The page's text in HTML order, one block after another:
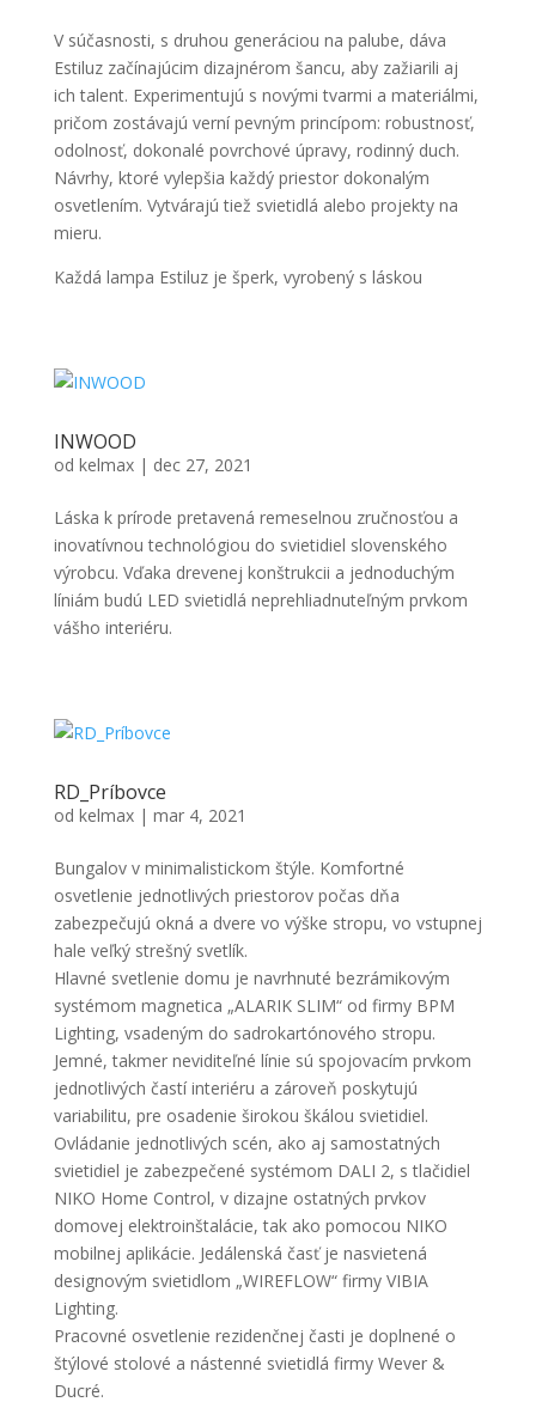
V súčasnosti, s druhou generáciou na palube, dáva
Estiluz začínajúcim dizajnérom šancu, aby zažiarili aj
ich talent. Experimentujú s novými tvarmi a materiálmi,
pričom zostávajú verní pevným princípom: robustnosť,
odolnosť, dokonalé povrchové úpravy, rodinný duch.
Návrhy, ktoré vylepšia každý priestor dokonalým
osvetlením. Vytvárajú tiež svietidlá alebo projekty na
mieru.
Každá lampa Estiluz je šperk, vyrobený s láskou
INWOOD
od kelmax| dec 27, 2021
Láska k prírode pretavená remeselnou zručnosťou a
inovatívnou technológiou do svietidiel slovenského
výrobcu. Vďaka drevenej konštrukcii a jednoduchým
líniám budú LED svietidlá neprehliadnuteľným prvkom
vášho interiéru.
RD_Príbovce
od kelmax| mar 4, 2021
Bungalov v minimalistickom štýle. Komfortné
osvetlenie jednotlivých priestorov počas dňa
zabezpečujú okná a dvere vo výške stropu, vo vstupnej
hale veľký strešný svetlík.
Hlavné svetlenie domu je navrhnuté bezrámikovým
systémom magnetica „ALARIK SLIM“ od firmy BPM
Lighting, vsadeným do sadrokartónového stropu.
Jemné, takmer neviditeľné línie sú spojovacím prvkom
jednotlivých častí interiéru a zároveň poskytujú
variabilitu, pre osadenie širokou škálou svietidiel.
Ovládanie jednotlivých scén, ako aj samostatných
svietidiel je zabezpečené systémom DALI 2, s tlačidiel
NIKO Home Control, v dizajne ostatných prvkov
domovej elektroinštalácie, tak ako pomocou NIKO
mobilnej aplikácie. Jedálenská časť je nasvietená
designovým svietidlom „WIREFLOW“ firmy VIBIA
Lighting.
Pracovné osvetlenie rezidenčnej časti je doplnené o
štýlové stolové a nástenné svietidlá firmy Wever &
Ducré.